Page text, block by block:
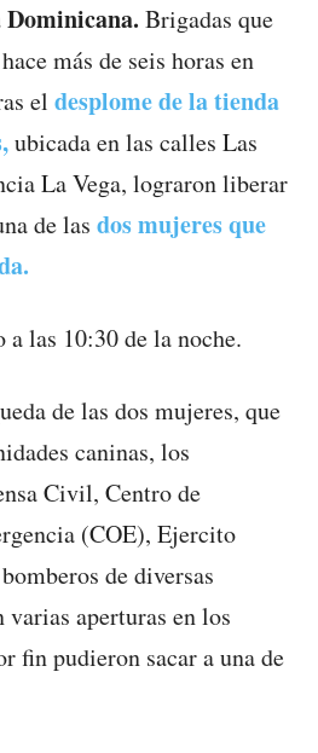
Dominicana. Brigadas que
más de seis horas en
el desplome de la tienda
ubicada en las calles Las
La Vega, lograron liberar
de las dos mujeres que
las 10:30 de la noche.
de las dos mujeres, que
caninas, los
Civil, Centro de
(COE), Ejercito
de diversas
aperturas en los
fin pudieron sacar a una de